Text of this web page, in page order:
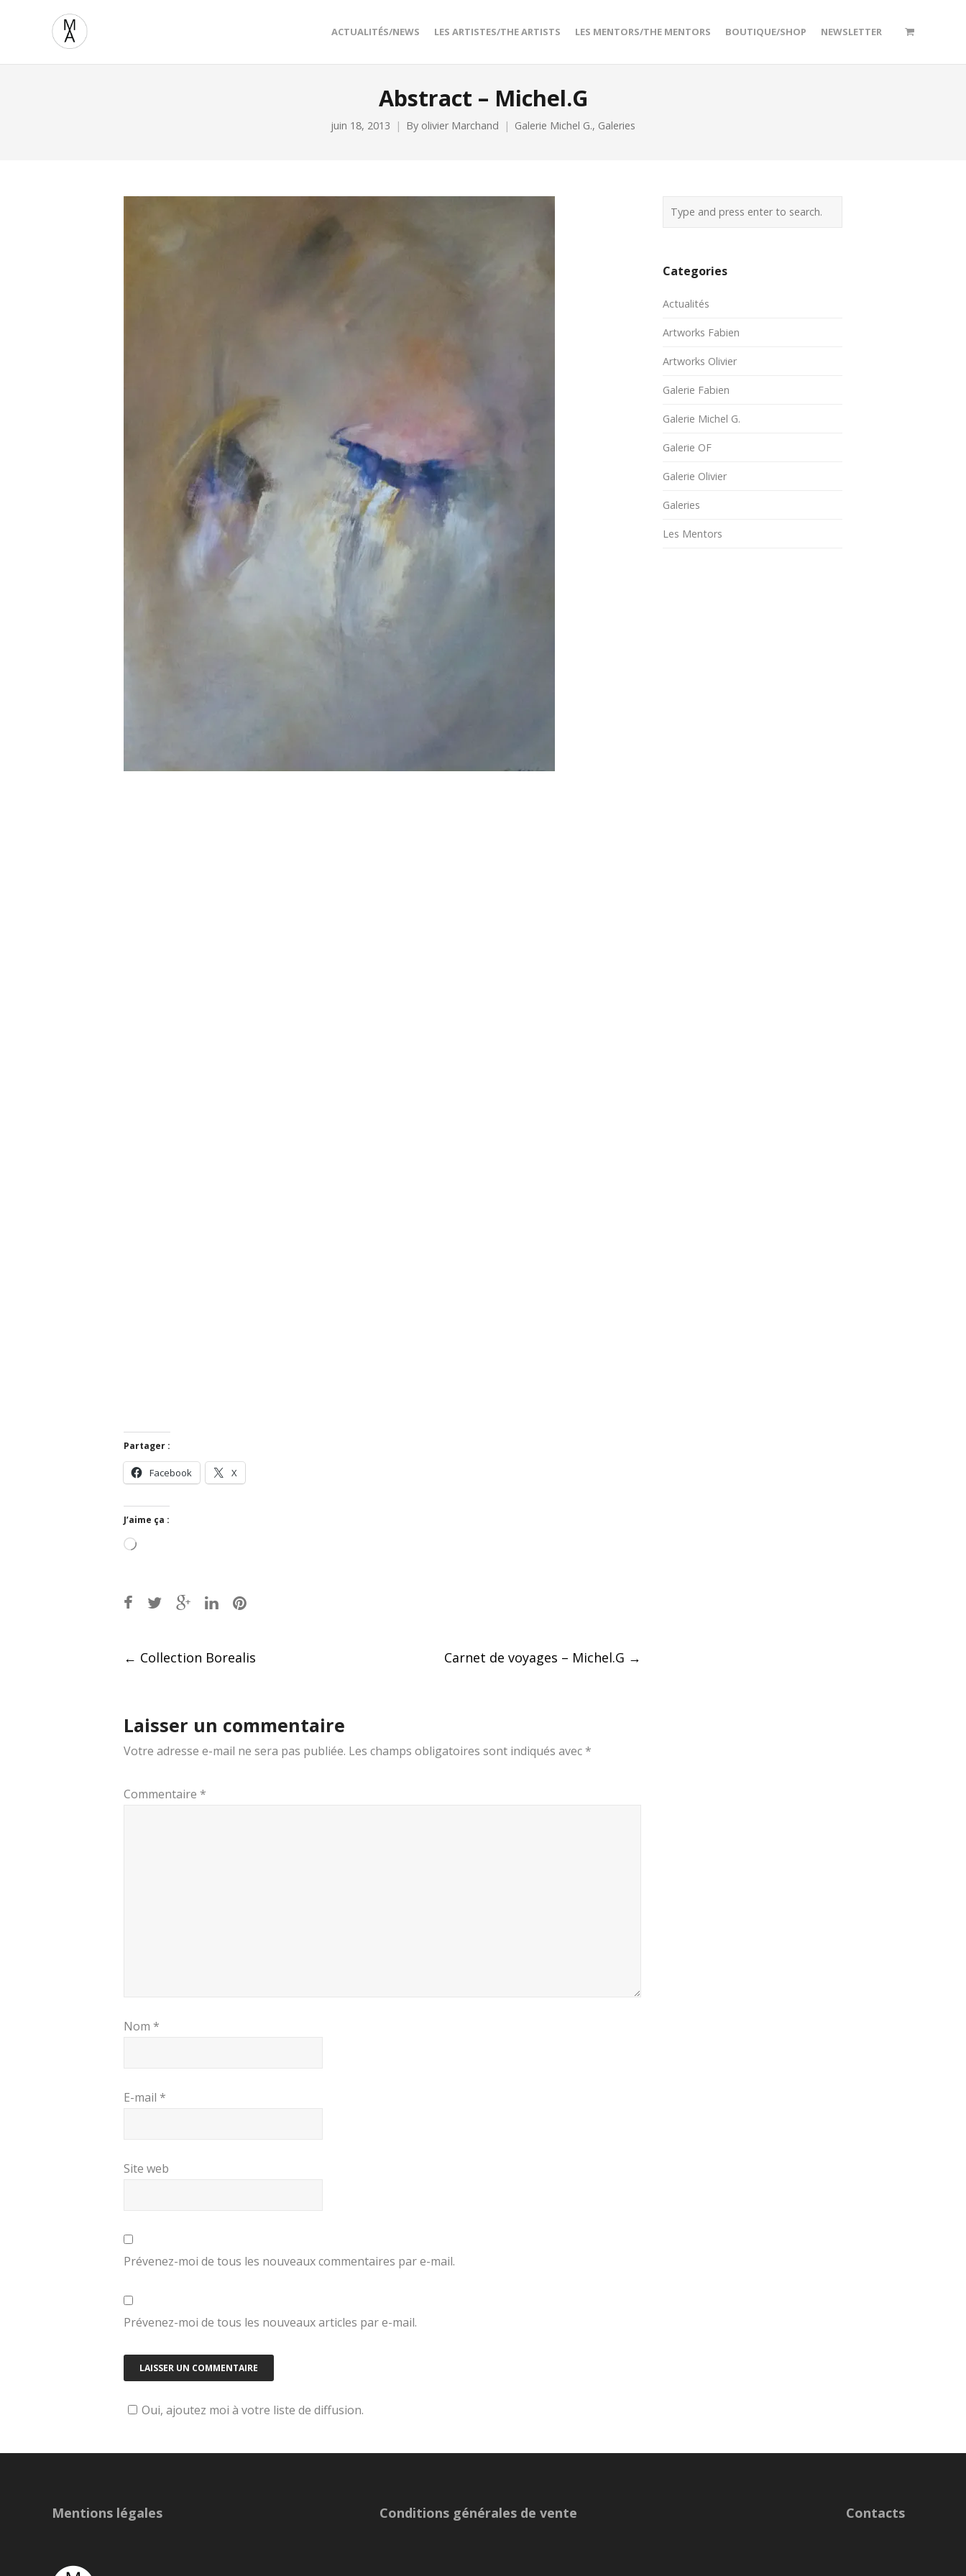
ACTUALITÉS/NEWS LES ARTISTES/THE ARTISTS LES MENTORS/THE MENTORS BOUTIQUE/SHOP NEWSLETTER
Abstract – Michel.G
juin 18, 2013 By olivier Marchand Galerie Michel G., Galeries
Partager :
Facebook X
J’aime ça :
Chargement…
Post
← Collection Borealis Carnet de voyages – Michel.G →
Laisser un commentaire
Votre adresse e-mail ne sera pas publiée. Les champs obligatoires sont indiqués avec *
Commentaire *
Nom *
E-mail *
Site web
Prévenez-moi de tous les nouveaux commentaires par e-mail.
Prévenez-moi de tous les nouveaux articles par e-mail.
Oui, ajoutez moi à votre liste de diffusion.
Categories
Actualités
Artworks Fabien
Artworks Olivier
Galerie Fabien
Galerie Michel G.
Galerie OF
Galerie Olivier
Galeries
Les Mentors
Mentions légales Conditions générales de vente Contacts